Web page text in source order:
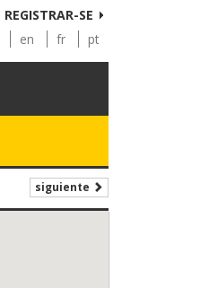
REGISTRAR-SE
en fr pt
siguiente